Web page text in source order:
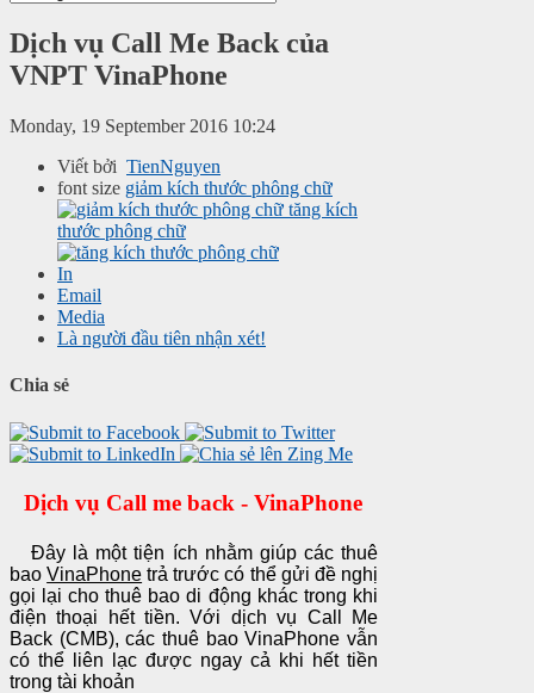
Dịch vụ Call Me Back của
VNPT VinaPhone
Monday, 19 September 2016 10:24
Viết bởi TienNguyen
font size giảm kích thước phông chữ
tăng kích
thước phông chữ
In
Email
Media
Là người đầu tiên nhận xét!
Chia sẻ
Dịch vụ Call me back - VinaPhone
Đây là một tiện ích nhằm giúp các thuê
baoVinaPhone trả trước có thể gửi đề nghị
gọi lại cho thuê bao di động khác trong khi
điện thoại hết tiền. Với dịch vụ Call Me
Back (CMB), các thuê bao VinaPhone vẫn
có thể liên lạc được ngay cả khi hết tiền
trong tài khoản